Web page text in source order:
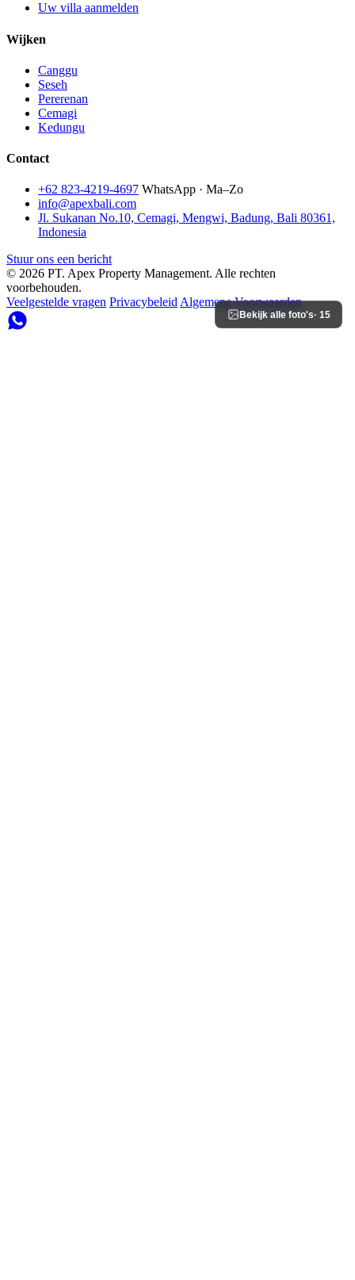
Bekijk alle foto's· 15
Uw villa aanmelden
Wijken
Canggu
Seseh
Pererenan
Cemagi
Kedungu
Contact
+62 823-4219-4697 WhatsApp · Ma–Zo
info@apexbali.com
Jl. Sukanan No.10, Cemagi, Mengwi, Badung, Bali 80361,
Indonesia
Stuur ons een bericht
© 2026 PT. Apex Property Management. Alle rechten
voorbehouden.
Veelgestelde vragen PrivacybeleidAlgemene Voorwaarden